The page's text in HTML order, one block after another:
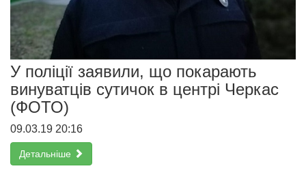
У поліції заявили, що покарають
винуватців сутичок в центрі Черкас
(ФОТО)
09.03.19 20:16
Детальніше